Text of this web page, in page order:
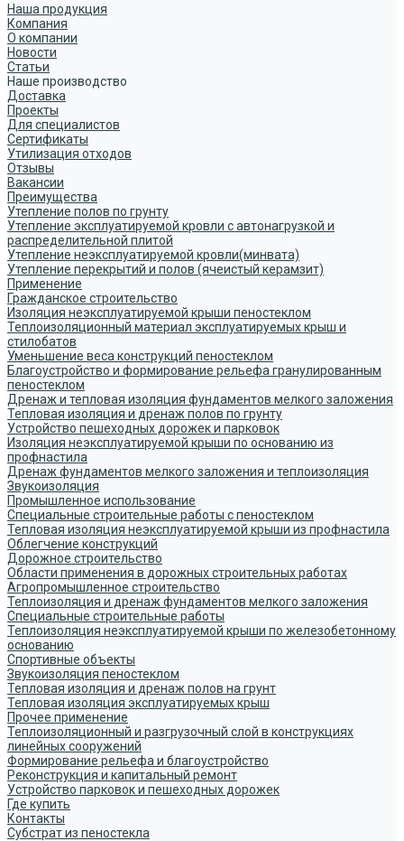
Наша продукция
Компания
О компании
Новости
Статьи
Наше производство
Доставка
Проекты
Для специалистов
Сертификаты
Утилизация отходов
Отзывы
Вакансии
Преимущества
Утепление полов по грунту
Утепление эксплуатируемой кровли с автонагрузкой и
распределительной плитой
Утепление неэксплуатируемой кровли(минвата)
Утепление перекрытий и полов (ячеистый керамзит)
Применение
Гражданское строительство
Изоляция неэксплуатируемой крыши пеностеклом
Теплоизоляционный материал эксплуатируемых крыш и
стилобатов
Уменьшение веса конструкций пеностеклом
Благоустройство и формирование рельефа гранулированным
пеностеклом
Дренаж и тепловая изоляция фундаментов мелкого заложения
Тепловая изоляция и дренаж полов по грунту
Устройство пешеходных дорожек и парковок
Изоляция неэксплуатируемой крыши по основанию из
профнастила
Дренаж фундаментов мелкого заложения и теплоизоляция
Звукоизоляция
Промышленное использование
Специальные строительные работы с пеностеклом
Тепловая изоляция неэксплуатируемой крыши из профнастила
Облегчение конструкций
Дорожное строительство
Области применения в дорожных строительных работах
Агропромышленное строительство
Теплоизоляция и дренаж фундаментов мелкого заложения
Специальные строительные работы
Теплоизоляция неэксплуатируемой крыши по железобетонному
основанию
Спортивные объекты
Звукоизоляция пеностеклом
Тепловая изоляция и дренаж полов на грунт
Тепловая изоляция эксплуатируемых крыш
Прочее применение
Теплоизоляционный и разгрузочный слой в конструкциях
линейных сооружений
Формирование рельефа и благоустройство
Реконструкция и капитальный ремонт
Устройство парковок и пешеходных дорожек
Где купить
Контакты
Субстрат из пеностекла